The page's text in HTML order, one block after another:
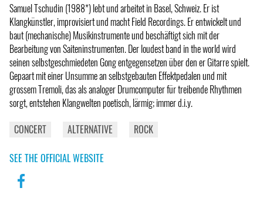
Samuel Tschudin (1988*) lebt und arbeitet in Basel, Schweiz. Er ist
Klangkünstler, improvisiert und macht Field Recordings. Er entwickelt und
baut (mechanische) Musikinstrumente und beschäftigt sich mit der
Bearbeitung von Saiteninstrumenten. Der loudest band in the world wird
seinen selbstgeschmiedeten Gong entgegensetzen über den er Gitarre spielt.
Gepaart mit einer Unsumme an selbstgebauten Effektpedalen und mit
grossem Tremoli, das als analoger Drumcomputer für treibende Rhythmen
sorgt, entstehen Klangwelten poetisch, lärmig; immer d.i.y.
CONCERT
ALTERNATIVE ROCK
SEE THE OFFICIAL WEBSITE